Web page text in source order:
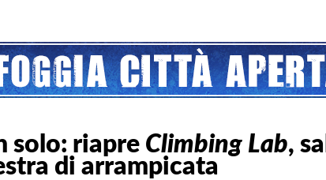
solo: riapre Climbing Lab,
di arrampicata